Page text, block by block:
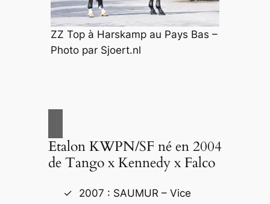
ZZ Top à Harskamp au Pays Bas –
Photo par Sjoert.nl
Etalon KWPN/SF né en 2004
de Tango x Kennedy x Falco
2007 : SAUMUR – Vice